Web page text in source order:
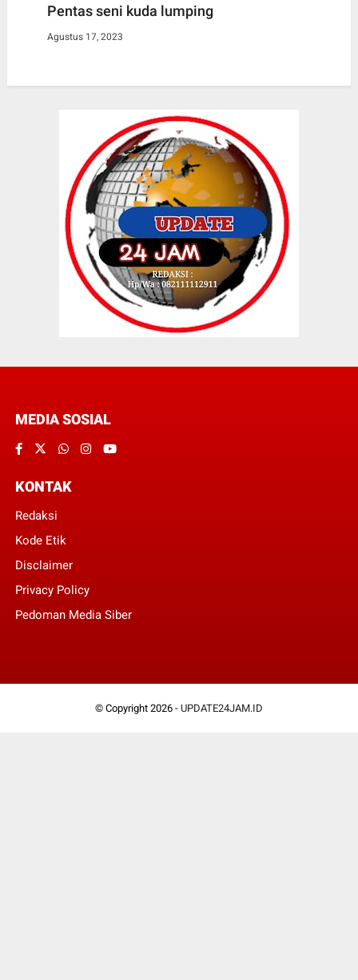
Pentas seni kuda lumping
Agustus 17, 2023
MEDIA SOSIAL
KONTAK
Redaksi
Kode Etik
Disclaimer
Privacy Policy
Pedoman Media Siber
© Copyright 2026 - UPDATE24JAM.ID